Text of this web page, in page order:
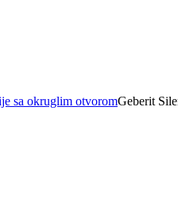
sa okruglim otvoromGeberit